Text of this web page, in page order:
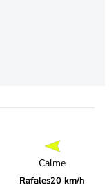
Calme
Rafales20 km/h